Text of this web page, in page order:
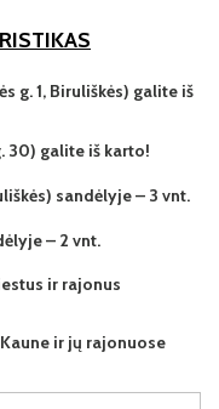
g. 1, Biruliškės) galite iš
30) galite iš karto!
sandėlyje – 3 vnt.
– 2 vnt.
ir rajonus
ir jų rajonuose